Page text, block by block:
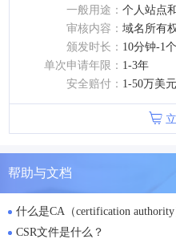
一般用途：个人站点
审核内容：域名所有
颁发时长： 10分钟-1
单次申请年限： 1-3年
安全赔付： 1-50万美元
立
帮助与文档
什么是CA（certification authority
CSR文件是什么？